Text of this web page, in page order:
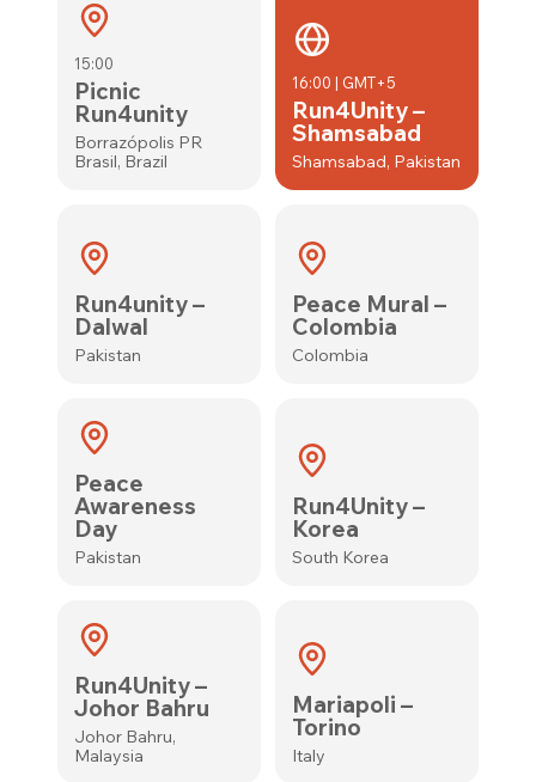
15:00
Picnic
Run4unity
Borrazópolis PR
Brasil, Brazil
16:00 | GMT+5
Run4Unity –
Shamsabad
Shamsabad, Pakistan
Run4unity –
Dalwal
Pakistan
Peace Mural –
Colombia
Colombia
Peace
Awareness
Day
Pakistan
Run4Unity –
Korea
South Korea
Run4Unity –
Johor Bahru
Johor Bahru,
Malaysia
Mariapoli –
Torino
Italy